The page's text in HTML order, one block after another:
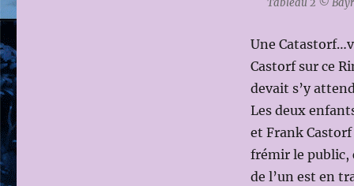
Tableau 2 ©
Une
Castorf sur ce
devait s’y
Les deux
et Frank
frémir le public,
de l’un est en